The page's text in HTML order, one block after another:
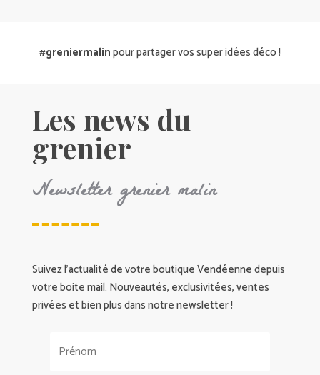
#greniermalinpour partager vos super idées déco !
Les news du
grenier
Newsletter grenier malin
Suivez l’actualité de votre boutique Vendéenne depuis
votre boite mail. Nouveautés, exclusivitées, ventes
privées et bien plus dans notre newsletter !